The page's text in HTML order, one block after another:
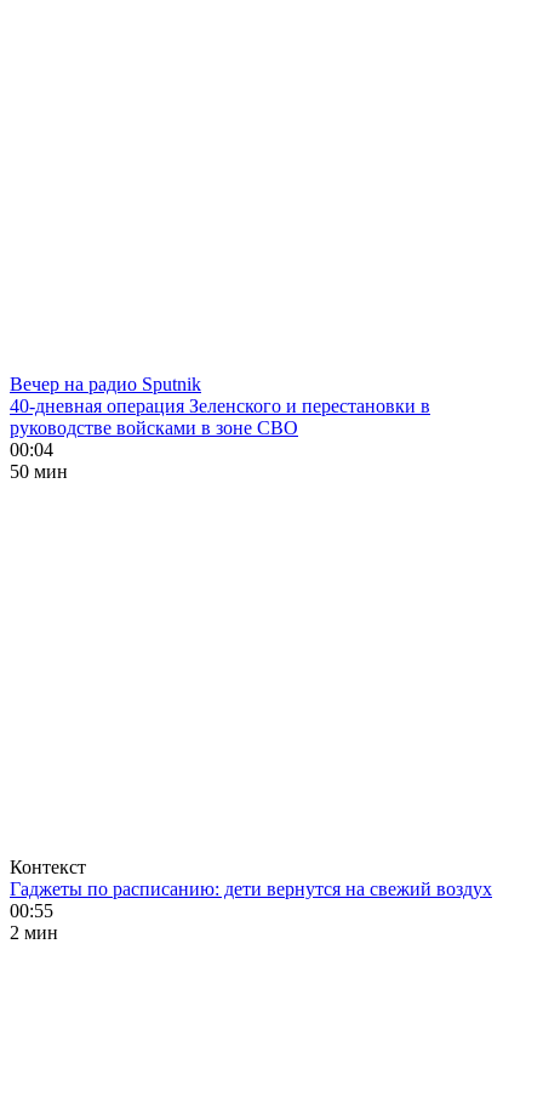
Вечер на радио Sputnik
40-дневная операция Зеленского и перестановки в
руководстве войсками в зоне СВО
00:04
50 мин
Контекст
Гаджеты по расписанию: дети вернутся на свежий воздух
00:55
2 мин